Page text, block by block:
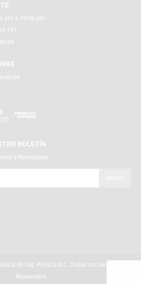
am a 10:00 pm
747
BOLETÍN
y Novedades
RETAIL PERU S.A.C. Todos los Derechos
Reservados.